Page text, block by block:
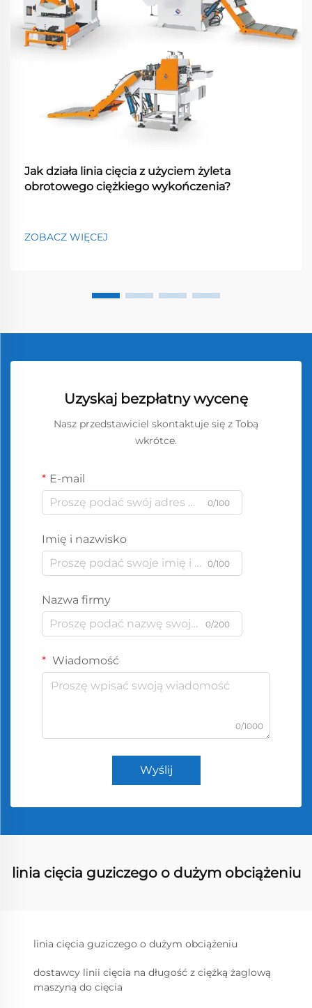
Jak działa linia cięcia z użyciem żyleta
obrotowego ciężkiego wykończenia?
ZOBACZ WIĘCEJ
Uzyskaj bezpłatny wycenę
Nasz przedstawiciel skontaktuje się z Tobą
wkrótce.
E-mail
0/100
Imię i nazwisko
0/100
Nazwa firmy
0/200
Wiadomość
0/1000
Wyślij
linia cięcia guziczego o dużym obciążeniu
linia cięcia guziczego o dużym obciążeniu
dostawcy linii cięcia na długość z ciężką żaglową
maszyną do cięcia